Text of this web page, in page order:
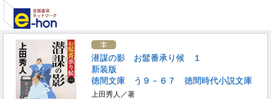
潜謀の影 お髷番承り候 １
新装版
徳間文庫 う９－６７ 徳間時代小説文庫
上田秀人／著